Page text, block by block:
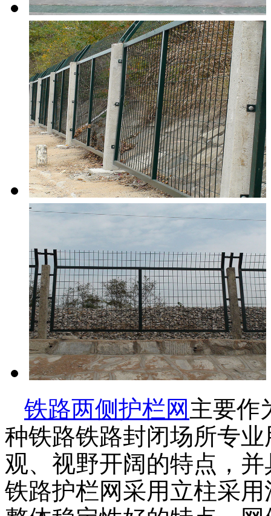
铁路两侧护栏网 主要作
种铁路铁路封闭场所专
观、视野开阔的特点，
铁路护栏网采用立柱采